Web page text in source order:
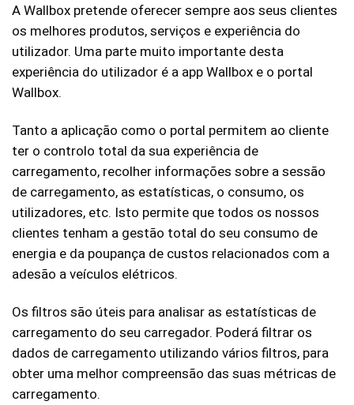
A Wallbox pretende oferecer sempre aos seus clientes
os melhores produtos, serviços e experiência do
utilizador. Uma parte muito importante desta
experiência do utilizador é a app Wallbox e o portal
Wallbox.
Tanto a aplicação como o portal permitem ao cliente
ter o controlo total da sua experiência de
carregamento, recolher informações sobre a sessão
de carregamento, as estatísticas, o consumo, os
utilizadores, etc. Isto permite que todos os nossos
clientes tenham a gestão total do seu consumo de
energia e da poupança de custos relacionados com a
adesão a veículos elétricos.
Os filtros são úteis para analisar as estatísticas de
carregamento do seu carregador. Poderá filtrar os
dados de carregamento utilizando vários filtros, para
obter uma melhor compreensão das suas métricas de
carregamento.